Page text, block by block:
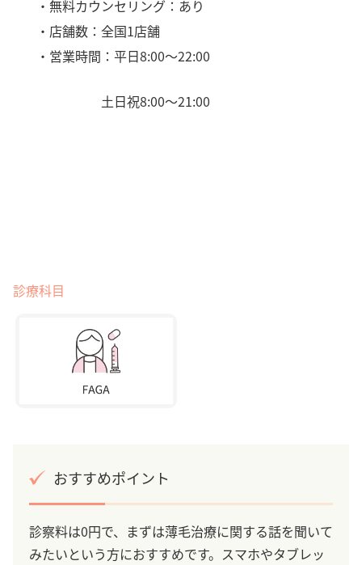
・無料カウンセリング：あり
・店舗数：全国1店舗
・営業時間：平日8:00〜22:00
土日祝8:00〜21:00
診療科目
おすすめポイント
診察料は0円で、まずは薄毛治療に関する話を聞いて
みたいという方におすすめです。スマホやタブレッ